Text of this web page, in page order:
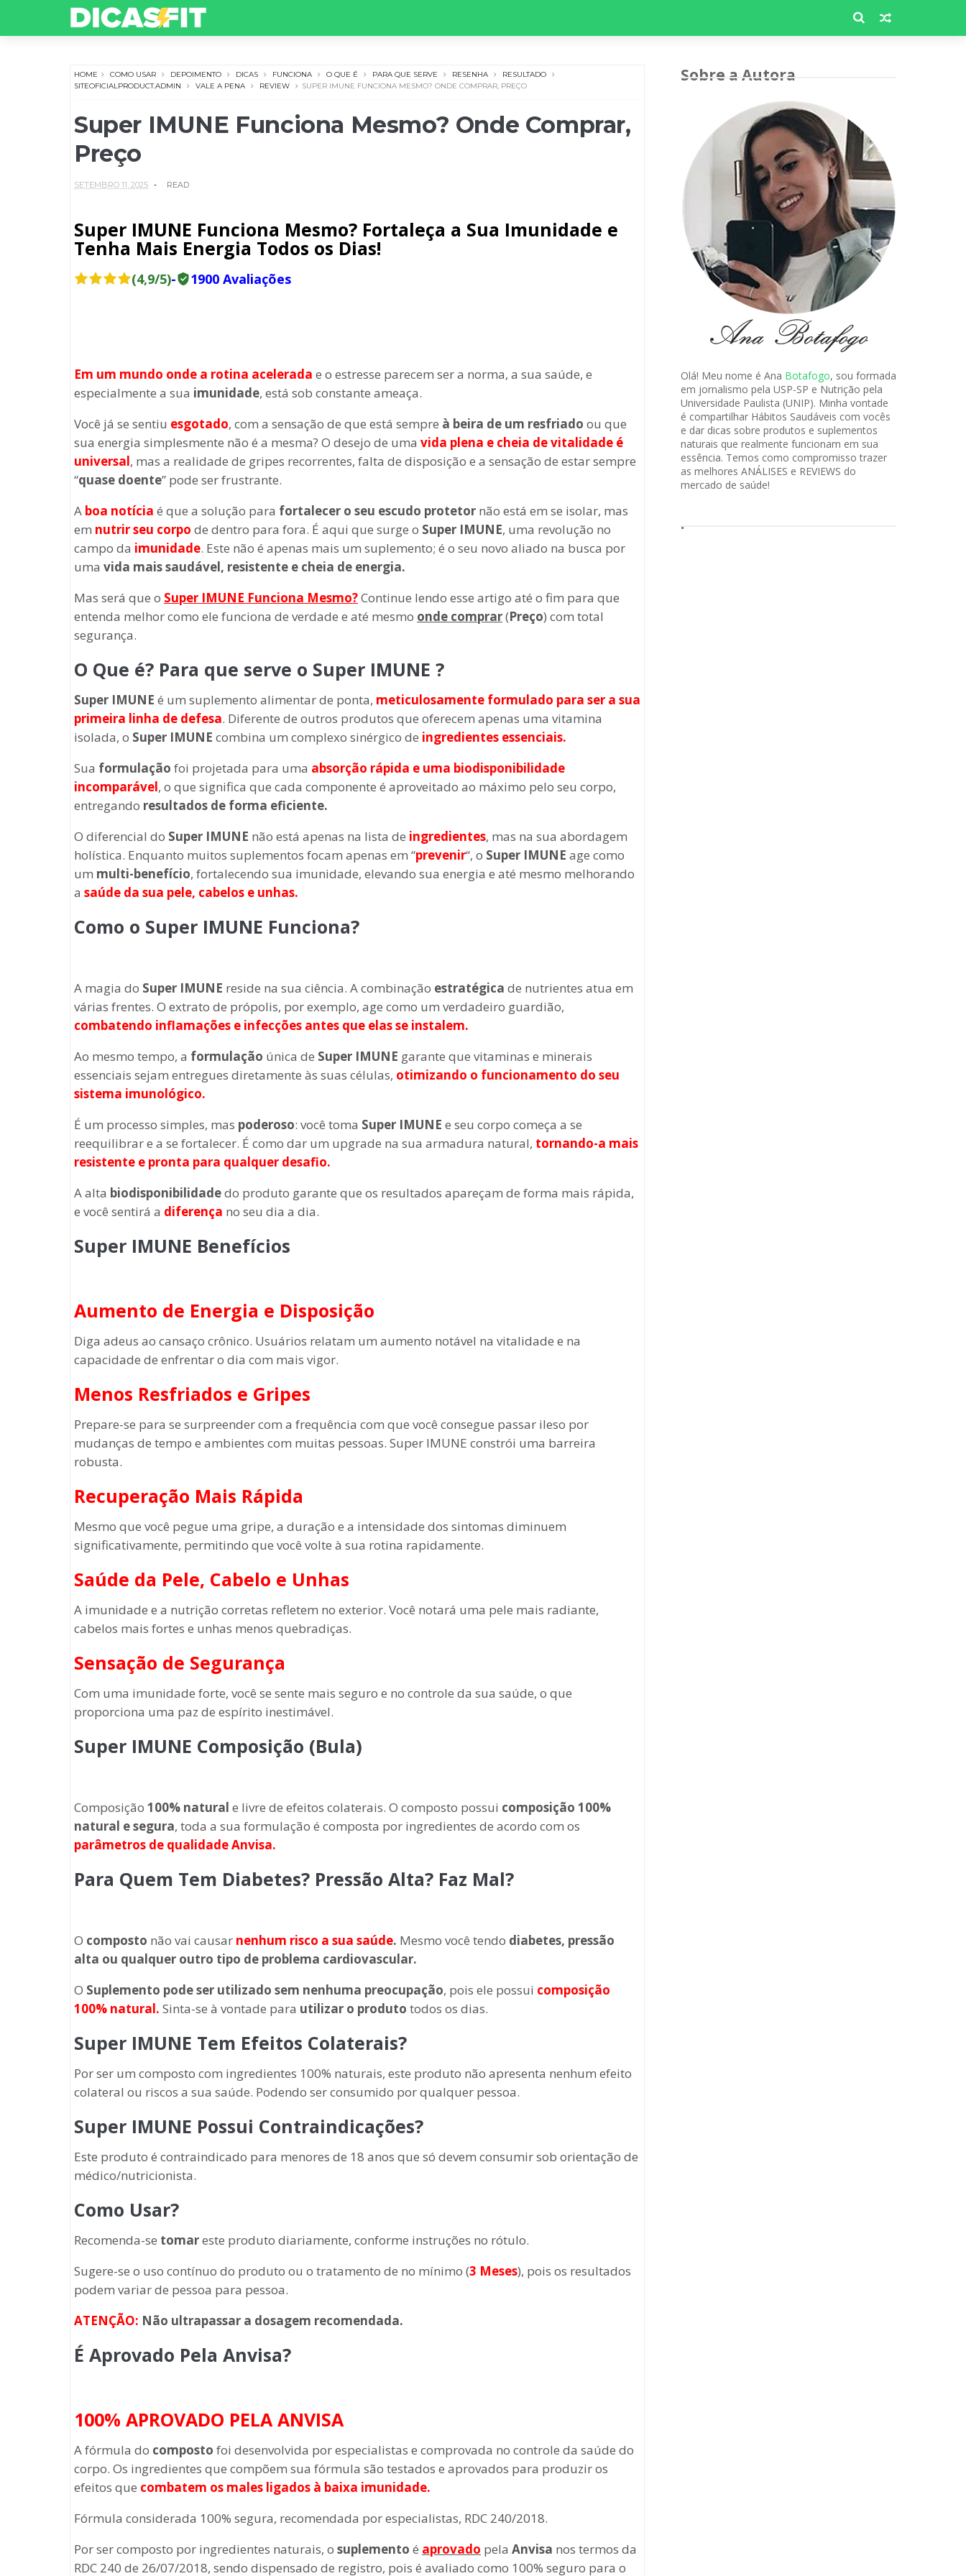
HOME COMO USAR DEPOIMENTO DICAS FUNCIONA O QUE É PARA QUE SERVE RESENHA
RESULTADO
SITEOFICIALPRODUCT.ADMIN
VALE A PENA REVIEW SUPER IMUNE FUNCIONA MESMO? ONDE COMPRAR, PREÇO
Super IMUNE Funciona Mesmo? Onde Comprar,
Preço
SETEMBRO 11, 2025 READ
Super IMUNE Funciona Mesmo? Fortaleça a Sua Imunidade e
Tenha Mais Energia Todos os Dias!
(4,9/5)- 1900 Avaliações
Em um mundo onde a rotina acelerada e o estresse parecem ser a norma, a sua saúde, e
especialmente a sua imunidade, está sob constante ameaça.
Você já se sentiu esgotado, com a sensação de que está sempre à beira de um resfriado ou que
sua energia simplesmente não é a mesma? O desejo de uma vida plena e cheia de vitalidade é
universal, mas a realidade de gripes recorrentes, falta de disposição e a sensação de estar sempre
“quase doente” pode ser frustrante.
A boa notícia é que a solução para fortalecer o seu escudo protetor não está em se isolar, mas
em nutrir seu corpo de dentro para fora. É aqui que surge o Super IMUNE, uma revolução no
campo da imunidade. Este não é apenas mais um suplemento; é o seu novo aliado na busca por
uma vida mais saudável, resistente e cheia de energia.
Mas será que o Super IMUNE Funciona Mesmo?Continue lendo esse artigo até o fim para que
entenda melhor como ele funciona de verdade e até mesmo onde comprar(Preço) com total
segurança.
O Que é? Para que serve o Super IMUNE ?
Super IMUNE é um suplemento alimentar de ponta, meticulosamente formulado para ser a sua
primeira linha de defesa. Diferente de outros produtos que oferecem apenas uma vitamina
isolada, o Super IMUNE combina um complexo sinérgico de ingredientes essenciais.
Sua formulação foi projetada para uma absorção rápida e uma biodisponibilidade
incomparável, o que significa que cada componente é aproveitado ao máximo pelo seu corpo,
entregando resultados de forma eficiente.
O diferencial do Super IMUNE não está apenas na lista de ingredientes, mas na sua abordagem
holística. Enquanto muitos suplementos focam apenas em “prevenir“, o Super IMUNE age como
um multi-benefício, fortalecendo sua imunidade, elevando sua energia e até mesmo melhorando
a saúde da sua pele, cabelos e unhas.
Como o Super IMUNE Funciona?
A magia do Super IMUNE reside na sua ciência. A combinação estratégica de nutrientes atua em
várias frentes. O extrato de própolis, por exemplo, age como um verdadeiro guardião,
combatendo inflamações e infecções antes que elas se instalem.
Ao mesmo tempo, a formulação única de Super IMUNE garante que vitaminas e minerais
essenciais sejam entregues diretamente às suas células, otimizando o funcionamento do seu
sistema imunológico.
É um processo simples, mas poderoso: você toma Super IMUNE e seu corpo começa a se
reequilibrar e a se fortalecer. É como dar um upgrade na sua armadura natural, tornando-a mais
resistente e pronta para qualquer desafio.
A alta biodisponibilidadedo produto garante que os resultados apareçam de forma mais rápida,
e você sentirá a diferença no seu dia a dia.
Super IMUNE Benefícios
Aumento de Energia e Disposição
Diga adeus ao cansaço crônico. Usuários relatam um aumento notável na vitalidade e na
capacidade de enfrentar o dia com mais vigor.
Menos Resfriados e Gripes
Prepare-se para se surpreender com a frequência com que você consegue passar ileso por
mudanças de tempo e ambientes com muitas pessoas. Super IMUNE constrói uma barreira
robusta.
Recuperação Mais Rápida
Mesmo que você pegue uma gripe, a duração e a intensidade dos sintomas diminuem
significativamente, permitindo que você volte à sua rotina rapidamente.
Saúde da Pele, Cabelo e Unhas
A imunidade e a nutrição corretas refletem no exterior. Você notará uma pele mais radiante,
cabelos mais fortes e unhas menos quebradiças.
Sensação de Segurança
Com uma imunidade forte, você se sente mais seguro e no controle da sua saúde, o que
proporciona uma paz de espírito inestimável.
Super IMUNE Composição (Bula)
Composição 100% natural e livre de efeitos colaterais. O composto possui composição 100%
natural e segura, toda a sua formulação é composta por ingredientes de acordo com os
parâmetros de qualidade Anvisa.
Para Quem Tem Diabetes? Pressão Alta? Faz Mal?
O composto não vai causar nenhum risco a sua saúde. Mesmo você tendo diabetes, pressão
alta ou qualquer outro tipo de problema cardiovascular.
O Suplemento pode ser utilizado sem nenhuma preocupação, pois ele possui composição
100% natural. Sinta-se à vontade para utilizar o produto todos os dias.
Super IMUNE Tem Efeitos Colaterais?
Por ser um composto com ingredientes 100% naturais, este produto não apresenta nenhum efeito
colateral ou riscos a sua saúde. Podendo ser consumido por qualquer pessoa.
Super IMUNE Possui Contraindicações?
Este produto é contraindicado para menores de 18 anos que só devem consumir sob orientação de
médico/nutricionista.
Como Usar?
Recomenda-se tomareste produto diariamente, conforme instruções no rótulo.
Sugere-se o uso contínuo do produto ou o tratamento de no mínimo (3 Meses), pois os resultados
podem variar de pessoa para pessoa.
ATENÇÃO: Não ultrapassar a dosagem recomendada.
É Aprovado Pela Anvisa?
100% APROVADO PELA ANVISA
A fórmula do composto foi desenvolvida por especialistas e comprovada no controle da saúde do
corpo. Os ingredientes que compõem sua fórmula são testados e aprovados para produzir os
efeitos que combatem os males ligados à baixa imunidade.
Fórmula considerada 100% segura, recomendada por especialistas, RDC 240/2018.
Por ser composto por ingredientes naturais, o suplemento é aprovado pela Anvisa nos termos da
RDC 240 de 26/07/2018, sendo dispensado de registro, pois é avaliado como 100% seguro para o
Sobre a Autora
Olá! Meu nome é Ana Botafogo, sou formada
em jornalismo pela USP-SP e Nutrição pela
Universidade Paulista (UNIP). Minha vontade
é compartilhar Hábitos Saudáveis com vocês
e dar dicas sobre produtos e suplementos
naturais que realmente funcionam em sua
essência. Temos como compromisso trazer
as melhores ANÁLISES e REVIEWS do
mercado de saúde!
.